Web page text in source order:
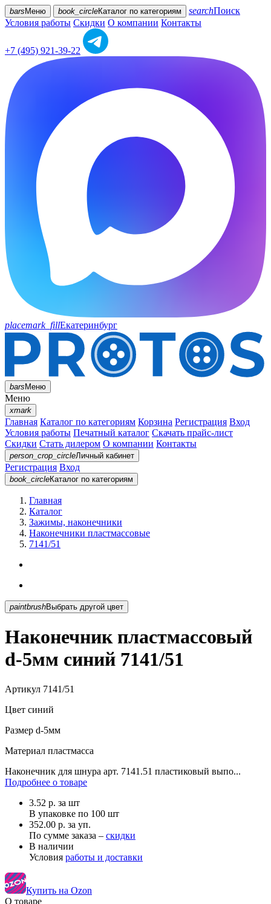
bars Меню book_circleКаталог по категориям searchПоиск
Условия работы Скидки О компании Контакты
+7 (495) 921-39-22
placemark_fillЕкатеринбург
barsМеню
Меню
xmark
Главная Каталог по категориям Корзина Регистрация Вход
Условия работы Печатный каталог Скачать прайс-лист
Скидки Стать дилером О компании Контакты
person_crop_circleЛичный кабинет
Регистрация Вход
book_circleКаталог по категориям
Главная
Каталог
Зажимы, наконечники
Наконечники пластмассовые
7141/51
paintbrush Выбрать другой цвет
Наконечник пластмассовый
d-5мм синий 7141/51
Артикул 7141/51
Цвет синий
Размер d-5мм
Материал пластмасса
Наконечник для шнура арт. 7141.51 пластиковый выпо...
Подробнее о товаре
3.52 р. за шт
В упаковке по 100 шт
352.00 р. за уп.
По сумме заказа – скидки
В наличии
Условия работы и доставки
Купить на Ozon
О товаре